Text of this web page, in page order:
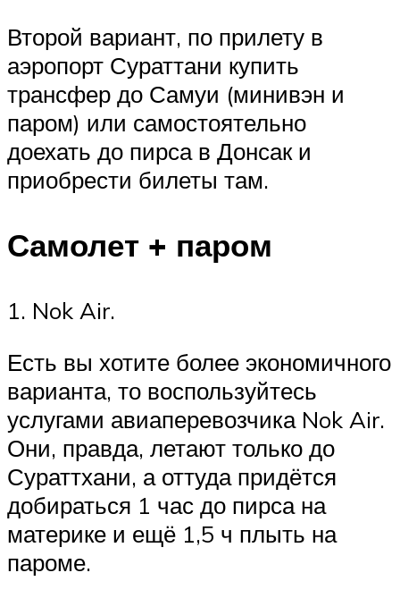
Второй вариант, по прилету в
аэропорт Сураттани купить
трансфер до Самуи (минивэн и
паром) или самостоятельно
доехать до пирса в Донсак и
приобрести билеты там.
Самолет + паром
1. Nok Air.
Есть вы хотите более экономичного
варианта, то воспользуйтесь
услугами авиаперевозчика Nok Air.
Они, правда, летают только до
Сураттхани, а оттуда придётся
добираться 1 час до пирса на
материке и ещё 1,5 ч плыть на
пароме.